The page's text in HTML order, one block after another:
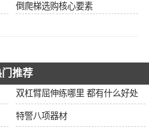
倒爬梯选购核心要素
推荐
双杠臂屈伸练哪里 都有什么好处
特警八项器材